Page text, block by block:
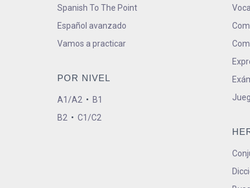
Spanish To The Point
Español avanzado
Vamos a practicar
POR NIVEL
A1/A2 • B1
B2 • C1/C2